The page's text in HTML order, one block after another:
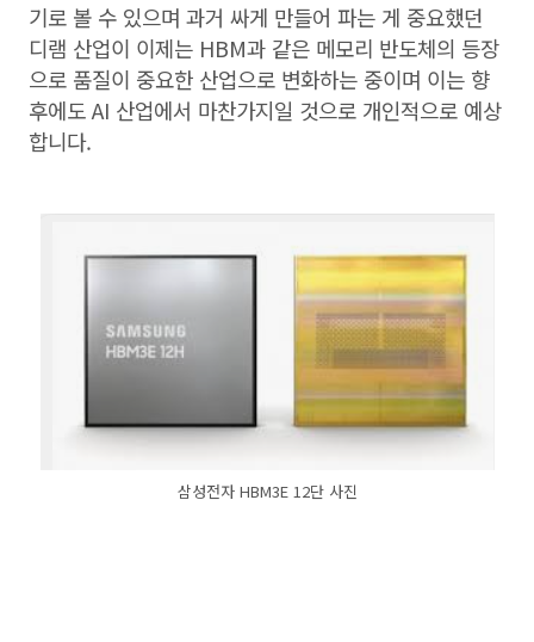
기로 볼 수 있으며 과거 싸게 만들어 파는 게 중요했던
디램 산업이 이제는 HBM과 같은 메모리 반도체의 등장
으로 품질이 중요한 산업으로 변화하는 중이며 이는 향
후에도 AI 산업에서 마찬가지일 것으로 개인적으로 예상
합니다.
삼성전자 HBM3E 12단 사진